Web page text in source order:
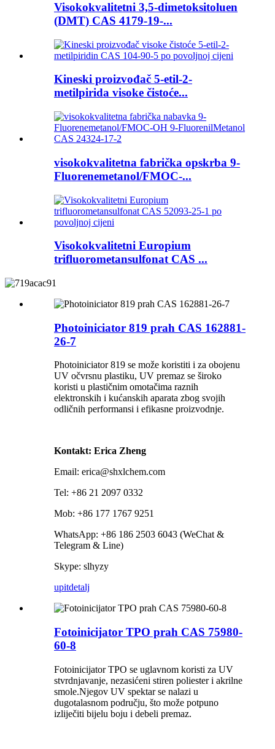
Visokokvalitetni 3,5-dimetoksitoluen
(DMT) CAS 4179-19-...
Kineski proizvođač 5-etil-2-
metilpirida visoke čistoće...
visokokvalitetna fabrička opskrba 9-
Fluorenemetanol/FMOC-...
Visokokvalitetni Europium
trifluorometansulfonat CAS ...
Photoiniciator 819 prah CAS 162881-
26-7
Photoiniciator 819 se može koristiti i za obojenu
UV očvrsnu plastiku, UV premaz se široko
koristi u plastičnim omotačima raznih
elektronskih i kućanskih aparata zbog svojih
odličnih performansi i efikasne proizvodnje.
Kontakt: Erica Zheng
Email: erica@shxlchem.com
Tel: +86 21 2097 0332
Mob: +86 177 1767 9251
WhatsApp: +86 186 2503 6043 (WeChat &
Telegram & Line)
Skype: slhyzy
upitdetalj
Fotoinicijator TPO prah CAS 75980-
60-8
Fotoinicijator TPO se uglavnom koristi za UV
stvrdnjavanje, nezasićeni stiren poliester i akrilne
smole.Njegov UV spektar se nalazi u
dugotalasnom području, što može potpuno
izliječiti bijelu boju i debeli premaz.